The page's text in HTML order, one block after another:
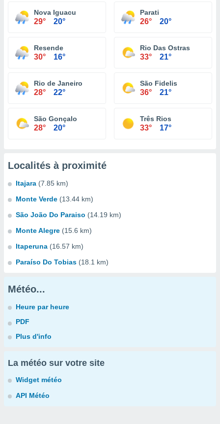
Nova Iguacu
29° 20°
Parati
26° 20°
Resende
30° 16°
Rio Das Ostras
33° 21°
Rio de Janeiro
28° 22°
São Fidelis
36° 21°
São Gonçalo
28° 20°
Três Rios
33° 17°
Localités à proximité
Itajara (7.85 km)
Monte Verde (13.44 km)
São João Do Paraiso (14.19 km)
Monte Alegre (15.6 km)
Itaperuna (16.57 km)
Paraíso Do Tobias (18.1 km)
Météo...
Heure par heure
PDF
Plus d'info
La météo sur votre site
Widget météo
API Météo